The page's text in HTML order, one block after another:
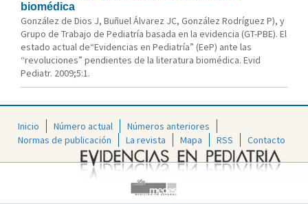
biomédica
González de Dios J, Buñuel Álvarez JC, González Rodríguez P), y
Grupo de Trabajo de Pediatría basada en la evidencia (GT-PBE). El
estado actual de“Evidencias en Pediatría” (EeP) ante las
“revoluciones” pendientes de la literatura biomédica. Evid
Pediatr. 2009;5:1.
Inicio Número actual
Números anteriores
Normas de publicación
La revista Mapa RSS Contacto